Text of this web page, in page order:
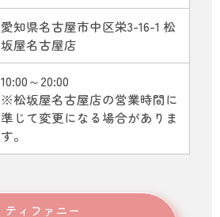
愛知県名古屋市中区栄3-16-1 松
坂屋名古屋店
10:00～20:00
※松坂屋名古屋店の営業時間に
準じて変更になる場合がありま
す。
ティファニー